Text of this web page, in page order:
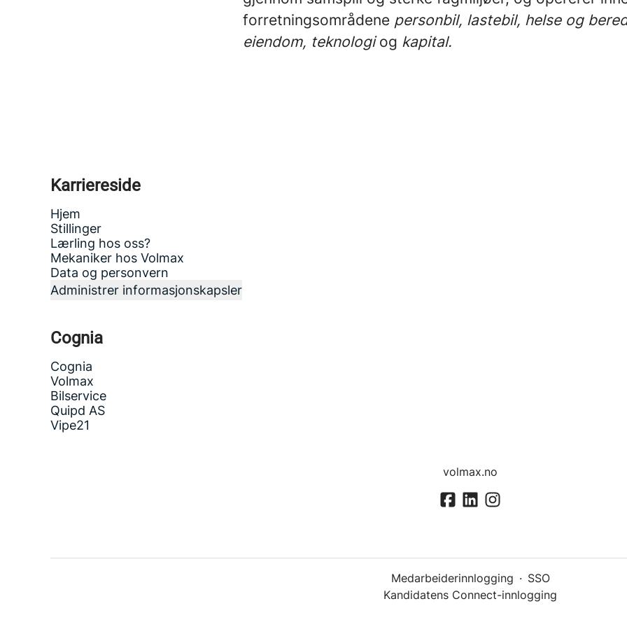
forretningsområdene personbil, lastebil, helse og
eiendom, teknologiog kapital.
Karriereside
Hjem
Stillinger
Lærling hos oss?
Mekaniker hos Volmax
Data og personvern
Administrer informasjonskapsler
Cognia
Cognia
Volmax
Bilservice
Quipd AS
Vipe21
volmax.no
Medarbeiderinnlogging · SSO
Kandidatens Connect-innlogging